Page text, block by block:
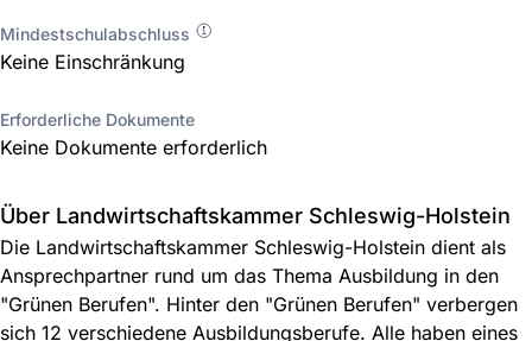
Mindestschulabschluss
Keine Einschränkung
Erforderliche Dokumente
Keine Dokumente erforderlich
Über Landwirtschaftskammer Schleswig-Holstein
Die Landwirtschaftskammer Schleswig-Holstein dient als
Ansprechpartner rund um das Thema Ausbildung in den
"Grünen Berufen". Hinter den "Grünen Berufen" verbergen
sich 12 verschiedene Ausbildungsberufe. Alle haben eines